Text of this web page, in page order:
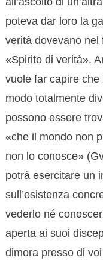
poteva dar loro la
verità dovevano nel
«Spirito di verità».
vuole far capire
modo totalmente
possono essere
«che il mondo non
non lo conosce»
potrà esercitare un
sull’esistenza
vederlo né
aperta ai suoi
dimora presso di